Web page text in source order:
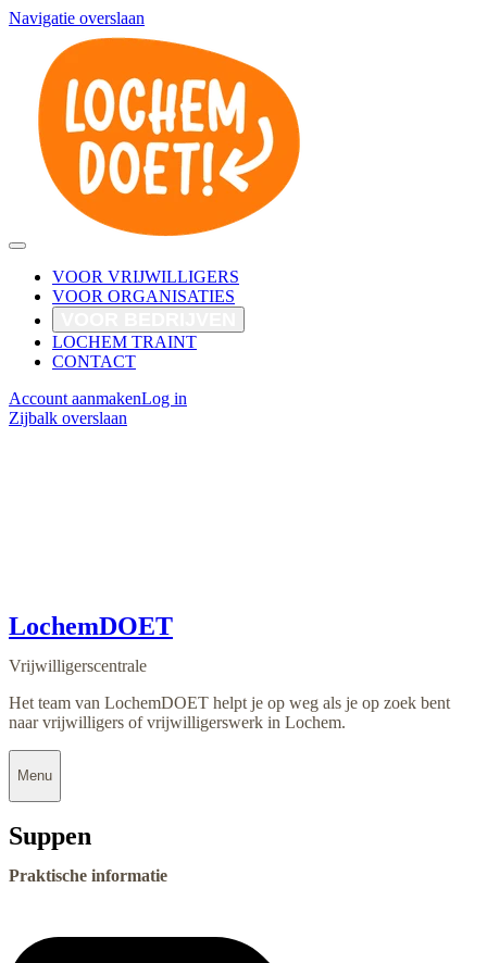
Navigatie overslaan
VOOR VRIJWILLIGERS
VOOR ORGANISATIES
LOCHEM TRAINT
CONTACT
Account aanmakenLog in
Zijbalk overslaan
LochemDOET
Vrijwilligerscentrale
Het team van LochemDOET helpt je op weg als je op zoek bent
naar vrijwilligers of vrijwilligerswerk in Lochem.
Menu
Suppen
Praktische informatie